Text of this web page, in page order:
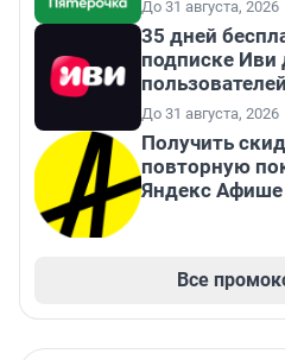
До 31 августа, 2026
35 дней
подписке
пользователей
До 31 августа, 2026
Получить
повторную
Яндекс Афише
Все